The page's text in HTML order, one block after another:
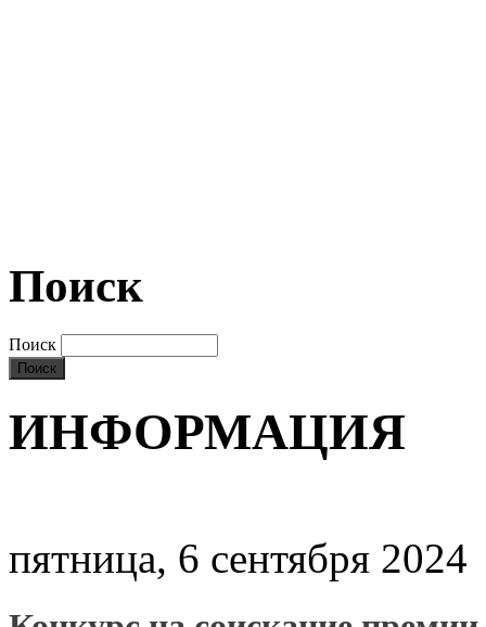
Поиск
Поиск
ИНФОРМАЦИЯ
пятница, 6 сентября 2024